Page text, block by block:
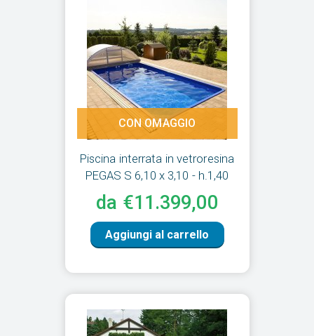
Piscina interrata in vetroresina
PEGAS S 6,10 x 3,10 - h.1,40
da €11.399,00
Aggiungi al carrello
CON OMAGGIO